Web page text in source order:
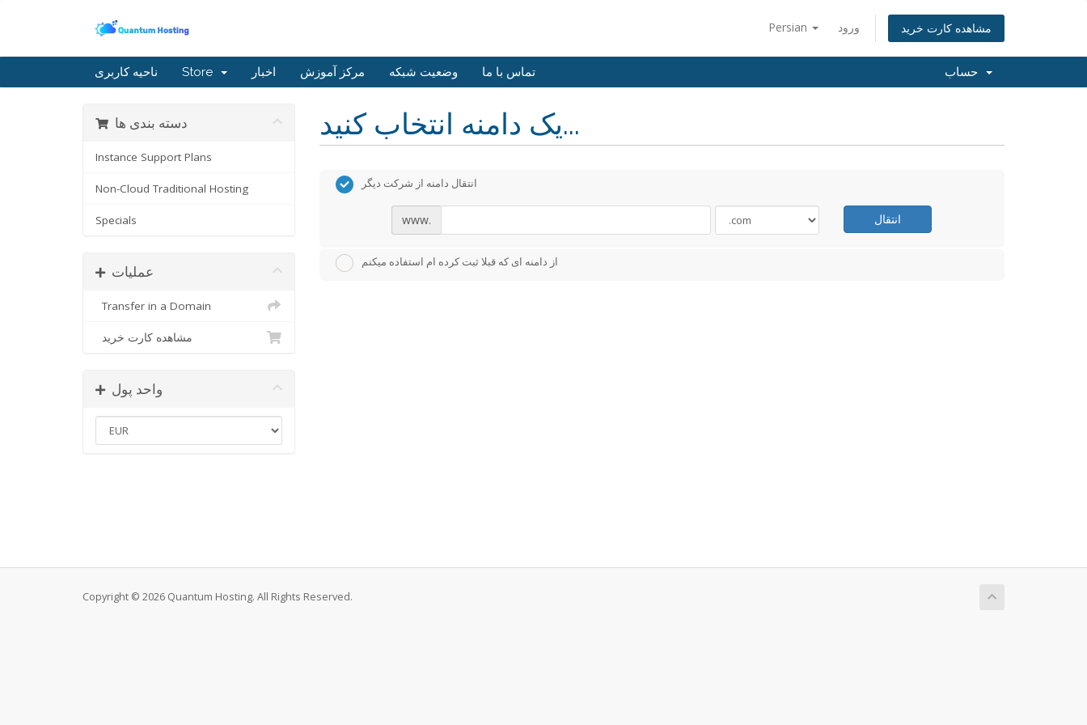
Persian ورود مشاهده کارت خرید
ناحیه کاربری Store اخبار مرکز آموزش وضعیت شبکه تماس با ما
یک دامنه انتخاب کنید... دسته بندی ها
Instance Support Plans
Non-Cloud Traditional Hosting
Specials
عملیات
Transfer in a Domain
مشاهده کارت خرید
واحد پول
انتقال دامنه از شرکت دیگر
www. انتقال
از دامنه ای که قبلا ثبت کرده ام استفاده میکنم
Copyright © 2026 Quantum Hosting. All Rights Reserved.